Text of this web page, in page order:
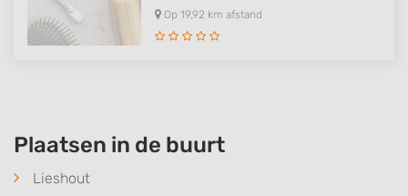
Op 19,92 km afstand
Plaatsen in de buurt
Lieshout